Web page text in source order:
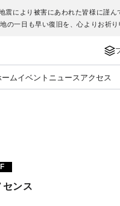
震により被害にあわれた皆様に謹ん
の一日も早い復旧を、心よりお祈り
ームイベント ニュース アクセス
セス
センス